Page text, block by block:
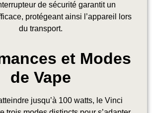
de sécurité garantit un
protégeant ainsi l’appareil lors
du transport.
et Modes
de Vape
jusqu’à 100 watts, le Vinci